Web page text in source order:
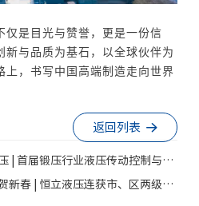
仅是目光与赞誉，更是一份信
与品质为基石，以全球伙伴为
上，书写中国高端制造走向世界
返回列表
| 首届锻压行业液压传动控制与系
讨会全程直击
新春 | 恒立液压连获市、区两级重